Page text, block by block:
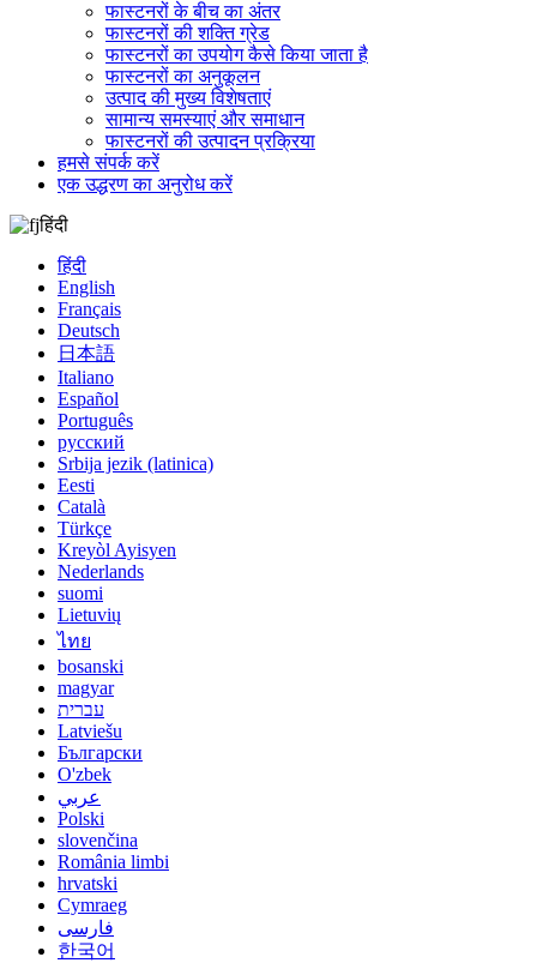
फास्टनरों के बीच का अंतर
फास्टनरों की शक्ति ग्रेड
फास्टनरों का उपयोग कैसे किया जाता है
फास्टनरों का अनुकूलन
उत्पाद की मुख्य विशेषताएं
सामान्य समस्याएं और समाधान
फास्टनरों की उत्पादन प्रक्रिया
हमसे संपर्क करें
एक उद्धरण का अनुरोध करें
हिंदी
हिंदी
English
Français
Deutsch
日本語
Italiano
Español
Português
русский
Srbija jezik (latinica)
Eesti
Català
Türkçe
Kreyòl Ayisyen
Nederlands
suomi
Lietuvių
ไทย
bosanski
magyar
עברית
Latviešu
Български
O'zbek
عربي
Polski
slovenčina
România limbi
hrvatski
Cymraeg
فارسی
한국어